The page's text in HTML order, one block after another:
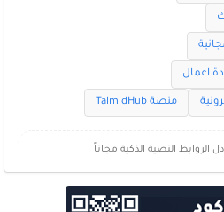
اعمال
منصة TalmidHub
الروابط النصية الذكية مجاناً